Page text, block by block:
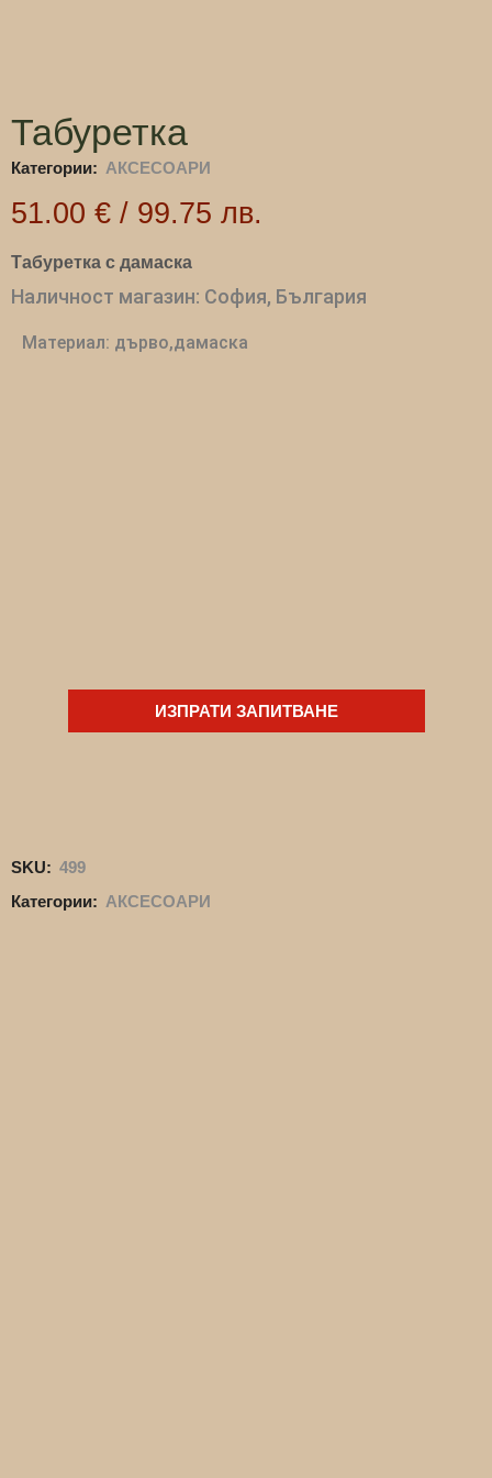
Табуретка
Категории: АКСЕСОАРИ
51.00 € / 99.75 лв.
Табуретка с дамаска
Наличност магазин: София, България
Материал: дърво,дамаска
ИЗПРАТИ ЗАПИТВАНЕ
SKU: 499
Категории: АКСЕСОАРИ